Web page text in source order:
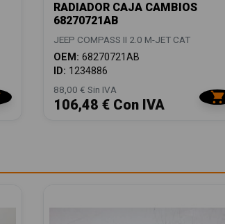
RADIADOR CAJA CAMBIOS
68270721AB
JEEP COMPASS II 2.0 M-JET CAT
OEM: 68270721AB
ID: 1234886
88,00 € Sin IVA
106,48 € Con IVA